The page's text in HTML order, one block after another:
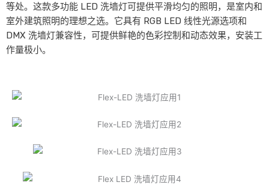
等处。这款多功能 LED 洗墙灯可提供平滑均匀的照明，是室内和
室外建筑照明的理想之选。它具有 RGB LED 线性光源选项和
DMX 洗墙灯兼容性，可提供鲜艳的色彩控制和动态效果，安装工
作量极小。